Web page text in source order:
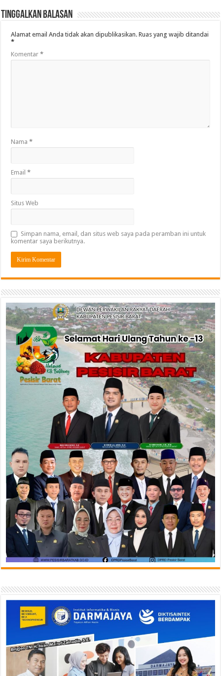
Tinggalkan Balasan
Alamat email Anda tidak akan dipublikasikan. Ruas yang wajib ditandai
*
Komentar*
Nama*
Email*
Situs Web
Simpan nama, email, dan situs web saya pada peramban ini untuk
komentar saya berikutnya.